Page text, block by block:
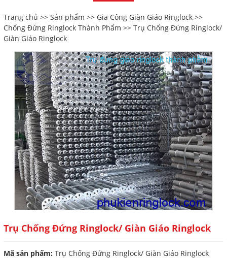
Trang chủ >> Sản phẩm >> Gia Công Giàn Giáo Ringlock>>
Chống Đứng Ringlock Thành Phẩm >> Trụ Chống Đứng Ringlock/
Giàn Giáo Ringlock
Trụ Chống Đứng Ringlock/ Giàn Giáo Ringlock
Mã sản phẩm: Trụ Chống Đứng Ringlock/ Giàn Giáo Ringlock